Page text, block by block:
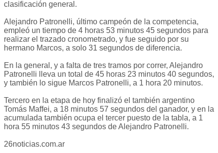
clasificación general.
Alejandro Patronelli, último campeón de la competencia,
empleó un tiempo de 4 horas 53 minutos 45 segundos para
realizar el trazado cronometrado, y fue seguido por su
hermano Marcos, a solo 31 segundos de diferencia.
En la general, y a falta de tres tramos por correr, Alejandro
Patronelli lleva un total de 45 horas 23 minutos 40 segundos,
y también lo sigue Marcos Patronelli, a 1 hora 20 minutos.
Tercero en la etapa de hoy finalizó el también argentino
Tomás Maffei, a 18 minutos 57 segundos del ganador, y en la
acumulada también ocupa el tercer puesto de la tabla, a 1
hora 55 minutos 43 segundos de Alejandro Patronelli.
26noticias.com.ar